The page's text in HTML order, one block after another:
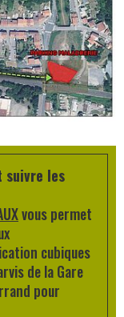
suivre les
vous permet
cubiques
de la Gare
pour